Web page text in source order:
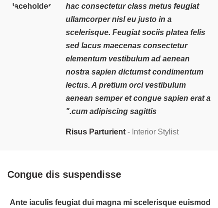
hac consectetur class metus feugiat
ullamcorper nisl eu justo in a
scelerisque. Feugiat sociis platea felis
sed lacus maecenas consectetur
elementum vestibulum ad aenean
nostra sapien dictumst condimentum
lectus. A pretium orci vestibulum
aenean semper et congue sapien erat a
cum adipiscing sagittis."
Risus Parturient Interior Stylist
Congue dis suspendisse
Ante iaculis feugiat dui magna mi scelerisque euismod